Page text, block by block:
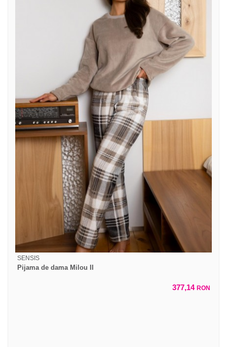
SENSIS
Pijama de dama Milou II
377,14 RON